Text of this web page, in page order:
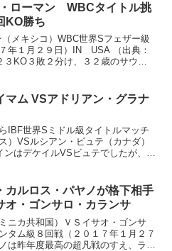
ローマン WBCタイトル挑
KO勝ち
メキシコ）WBC世界Sフェザー級
年１月２９日）IN USA （出典：
KO３敗２分け、３２歳のサウス
マム VSアドリアン・グラナ
IBF世界Sミドル級タイトルマッチ
）VSルシアン・ビュテ（カナダ）
ンはデケイルVSビュテでしたが、私
カルロス・パヤノが格下相手
・ゴンサロ・カランサ
ニカ共和国）ＶＳイサオ・ゴンサ
タム級８回戦（２０１７年１月２７
は昨年度最高の超凡戦のすえ、ラウ